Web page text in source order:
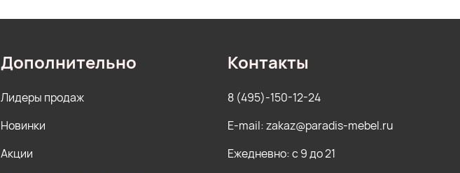
Дополнительно
Лидеры продаж
Новинки
Акции
Контакты
8 (495)-150-12-24
E-mail: zakaz@paradis-mebel.ru
Ежедневно: с 9 до 21